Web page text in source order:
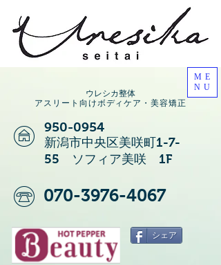
ウレシカ整体
アスリート向けボディケア・美容矯正
ME
NU
950-0954
新潟市中央区美咲町1-7-
55 ソフィア美咲 1F
070-3976-4067
シェア